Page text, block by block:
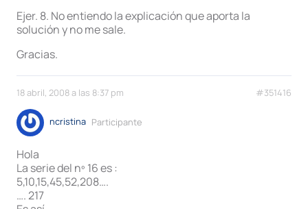
Ejer. 8. No entiendo la explicación que aporta la
solución y no me sale.
Gracias.
18 abril, 2008 a las 8:37 pm #351416
ncristina Participante
Hola
La serie del nº 16 es :
5,10,15,45,52,208….
…. 217